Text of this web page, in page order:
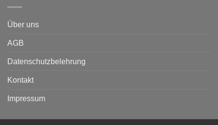
Über uns
AGB
Datenschutzbelehrung
Kontakt
Impressum